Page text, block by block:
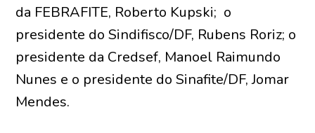
da FEBRAFITE, Roberto Kupski; o
presidente do Sindifisco/DF, Rubens Roriz; o
presidente da Credsef, Manoel Raimundo
Nunes e o presidente do Sinafite/DF, Jomar
Mendes.